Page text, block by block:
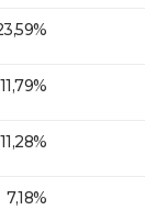
11,79%
11,28%
7,18%